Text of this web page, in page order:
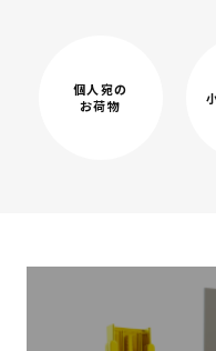
個人宛の
お荷物